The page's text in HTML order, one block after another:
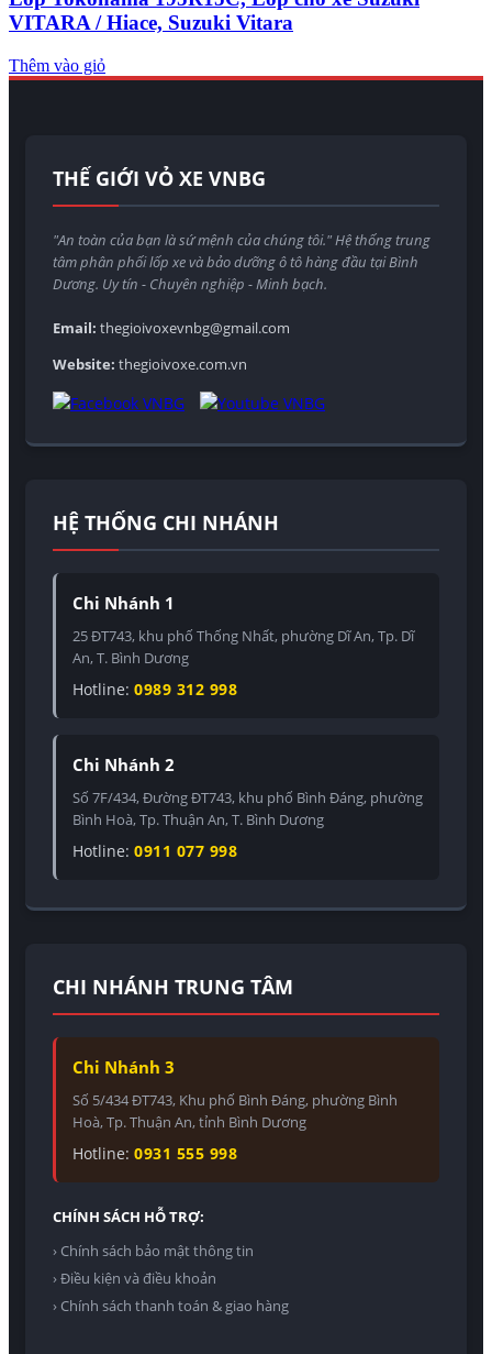
VITARA / Hiace, Suzuki Vitara
Thêm vào giỏ
THẾ GIỚI VỎ XE VNBG
"An toàn của bạn là sứ mệnh của chúng tôi." Hệ thống trung
tâm phân phối lốp xe và bảo dưỡng ô tô hàng đầu tại Bình
Dương. Uy tín - Chuyên nghiệp - Minh bạch.
Email: thegioivoxevnbg@gmail.com
Website: thegioivoxe.com.vn
HỆ THỐNG CHI NHÁNH
Chi Nhánh 1
25 ĐT743, khu phố Thống Nhất, phường Dĩ An, Tp. Dĩ
An, T. Bình Dương
Hotline: 0989 312 998
Chi Nhánh 2
Số 7F/434, Đường ĐT743, khu phố Bình Đáng, phường
Bình Hoà, Tp. Thuận An, T. Bình Dương
Hotline: 0911 077 998
CHI NHÁNH TRUNG TÂM
Chi Nhánh 3
Số 5/434 ĐT743, Khu phố Bình Đáng, phường Bình
Hoà, Tp. Thuận An, tỉnh Bình Dương
Hotline: 0931 555 998
CHÍNH SÁCH HỖ TRỢ:
› Chính sách bảo mật thông tin
› Điều kiện và điều khoản
› Chính sách thanh toán & giao hàng